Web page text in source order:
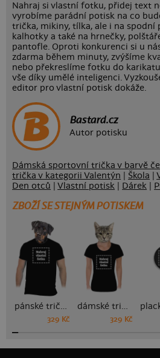
Nahraj si vlastní fotku, přidej text
vyrobíme parádní potisk na co
trička, mikiny, tílka, ale i na spodní
kalhotky a také na hrnečky,
pantofle. Oproti konkurenci si u
zdarma během minuty, zvýšíme
nebo překreslíme fotku do
vše díky umělé inteligenci.
editor pro vlastní potisk dokáže.
Bastard.cz
Autor potisku
Dámská sportovní trička v barvě
trička v kategorii Valentýn
Škola |
Den otců |Vlastní potisk Dárek
ZBOŽÍ SE STEJNÝM POTISKEM
pánské tričko
329 Kč
dámské tričko
329 Kč